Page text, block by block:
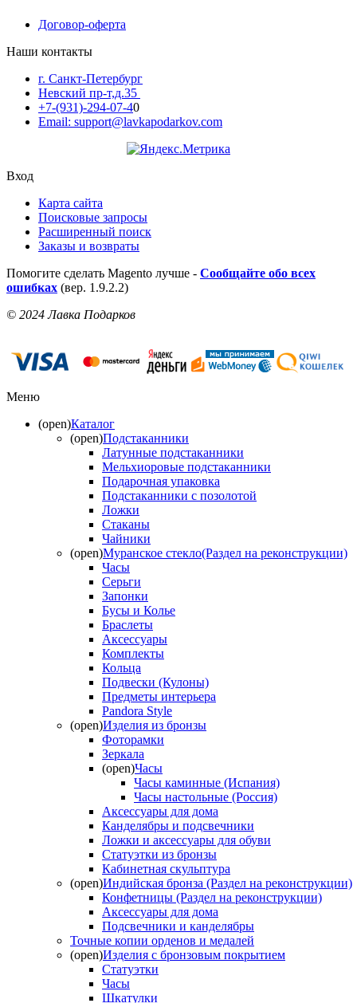
Договор-оферта
Наши контакты
г. Санкт-Петербург
Невский пр-т,д.35
+7-(931)-294-07-40
Email: support@lavkapodarkov.com
Вход
Карта сайта
Поисковые запросы
Расширенный поиск
Заказы и возвраты
Помогите сделать Magento лучше - Сообщайте обо всех
ошибках (вер. 1.9.2.2)
© 2024 Лавка Подарков
Меню
(open)Каталог
(open)Подстаканники
Латунные подстаканники
Мельхиоровые подстаканники
Подарочная упаковка
Подстаканники с позолотой
Ложки
Стаканы
Чайники
(open)Муранское стекло(Раздел на реконструкции)
Часы
Серьги
Запонки
Бусы и Колье
Браслеты
Аксессуары
Комплекты
Кольца
Подвески (Кулоны)
Предметы интерьера
Pandora Style
(open)Изделия из бронзы
Фоторамки
Зеркала
(open)Часы
Часы каминные (Испания)
Часы настольные (Россия)
Аксессуары для дома
Канделябры и подсвечники
Ложки и аксессуары для обуви
Статуэтки из бронзы
Кабинетная скульптура
(open)Индийская бронза (Раздел на реконструкции)
Конфетницы (Раздел на реконструкции)
Аксессуары для дома
Подсвечники и канделябры
Точные копии орденов и медалей
(open)Изделия с бронзовым покрытием
Статуэтки
Часы
Шкатулки